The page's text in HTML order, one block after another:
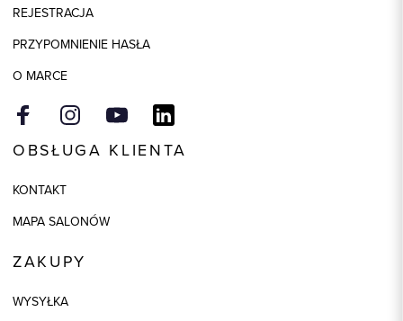
Kolor
REJESTRACJA
PRZYPOMNIENIE HASŁA
O MARCE
OBSŁUGA KLIENTA
KONTAKT
MAPA SALONÓW
ZAKUPY
WYSYŁKA